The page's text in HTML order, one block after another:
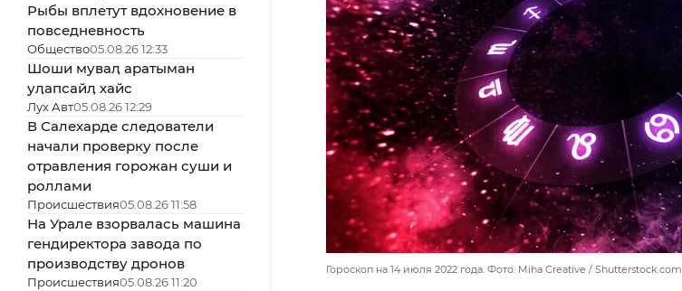
Рыбы вплетут вдохновение в
повседневность
Общество05.08.26 12:33
Шоши муваӆ аратыман
уӆапсайӆ хайс
Лух Авт05.08.26 12:29
В Салехарде следователи
начали проверку после
отравления горожан суши и
роллами
Происшествия05.08.26 11:58
На Урале взорвалась машина
гендиректора завода по
производству дронов
Происшествия05.08.26 11:20
Гороскоп на 14 июля 2022 года. Фото: Miha Creative / Shutterstock.com